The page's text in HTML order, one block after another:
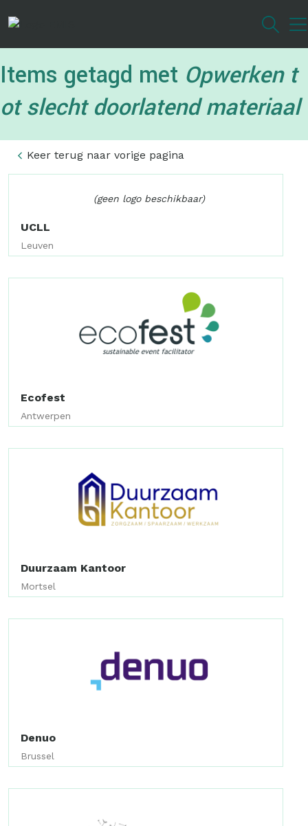
inhoud
Items getagd met Opwerken t
ot slecht doorlatend materiaal
Keer terug naar vorige pagina
(geen logo beschikbaar)
UCLL
Leuven
Ecofest
Antwerpen
Duurzaam Kantoor
Mortsel
Denuo
Brussel